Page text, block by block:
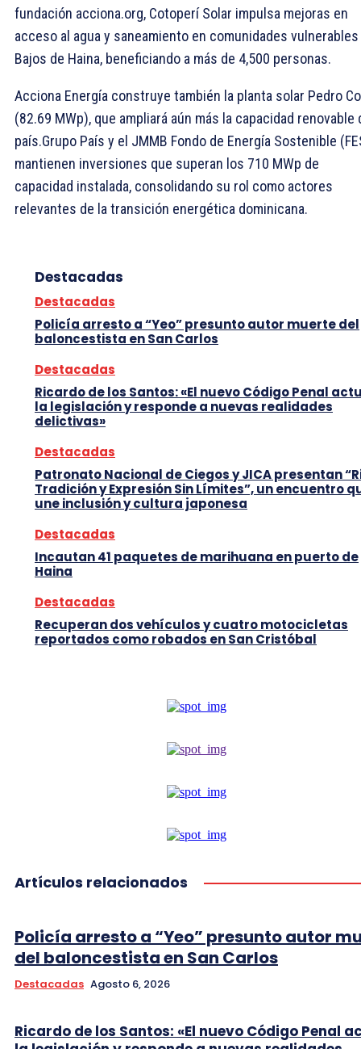
fundación acciona.org, Cotoperí Solar impulsa mejoras en
acceso al agua y saneamiento en comunidades
Bajos de Haina, beneficiando a más de 4,500 personas.
Acciona Energía construye también la planta solar Pedro
(82.69 MWp), que ampliará aún más la capacidad renovable
país.Grupo País y el JMMB Fondo de Energía Sostenible
mantienen inversiones que superan los 710 MWp de
capacidad instalada, consolidando su rol como actores
relevantes de la transición energética dominicana.
Destacadas
Destacadas
Policía arresto a “Yeo” presunto autor muerte del
baloncestista en San Carlos
Destacadas
Ricardo de los Santos: «El nuevo Código Penal
la legislación y responde a nuevas realidades
delictivas»
Destacadas
Patronato Nacional de Ciegos y JICA presentan
Tradición y Expresión Sin Límites”, un encuentro
une inclusión y cultura japonesa
Destacadas
Incautan 41 paquetes de marihuana en puerto de
Haina
Destacadas
Recuperan dos vehículos y cuatro motocicletas
reportados como robados en San Cristóbal
Artículos relacionados
Policía arresto a “Yeo” presunto autor
del baloncestista en San Carlos
Destacadas Agosto 6, 2026
Ricardo de los Santos: «El nuevo Código Penal